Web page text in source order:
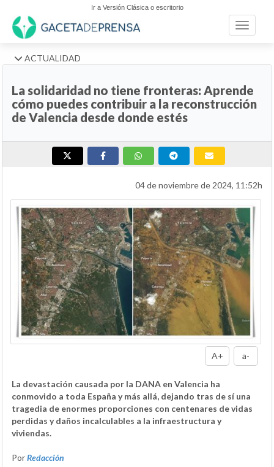
Ir a Versión Clásica o escritorio
Toggle
ACTUALIDAD
La solidaridad no tiene fronteras: Aprende
cómo puedes contribuir a la reconstrucción
de Valencia desde donde estés
04 de noviembre de 2024, 11:52h
A+ a-
La devastación causada por la DANA en Valencia ha
conmovido a toda España y más allá, dejando tras de sí una
tragedia de enormes proporciones con centenares de vidas
perdidas y daños incalculables a la infraestructura y
viviendas.
PorRedacción